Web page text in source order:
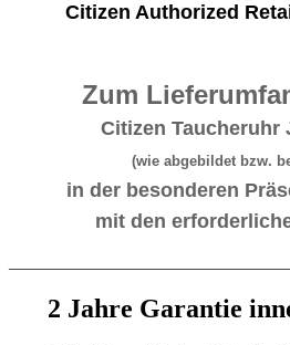
Citizen Authorized
Zum
Citizen Taucheruhr
(wie abgebildet bzw.
in der besonderen
mit den
2 Jahre Garantie